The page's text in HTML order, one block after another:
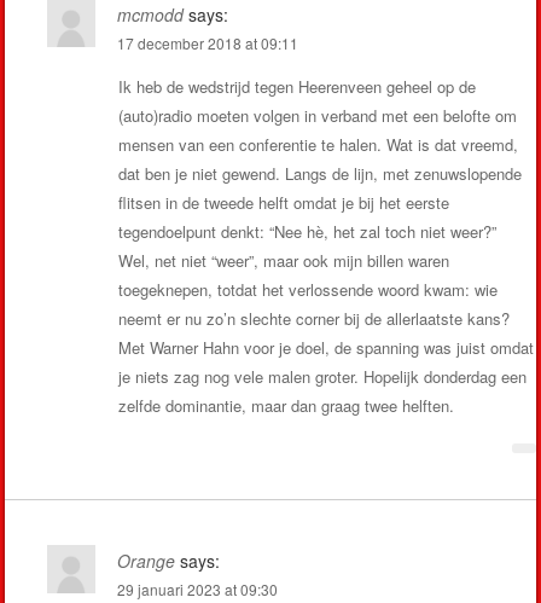
mcmodd says:
17 december 2018 at 09:11
Ik heb de wedstrijd tegen Heerenveen geheel op de
(auto)radio moeten volgen in verband met een belofte om
mensen van een conferentie te halen. Wat is dat vreemd,
dat ben je niet gewend. Langs de lijn, met zenuwslopende
flitsen in de tweede helft omdat je bij het eerste
tegendoelpunt denkt: “Nee hè, het zal toch niet weer?”
Wel, net niet “weer”, maar ook mijn billen waren
toegeknepen, totdat het verlossende woord kwam: wie
neemt er nu zo’n slechte corner bij de allerlaatste kans?
Met Warner Hahn voor je doel, de spanning was juist omdat
je niets zag nog vele malen groter. Hopelijk donderdag een
zelfde dominantie, maar dan graag twee helften.
Orange says:
29 januari 2023 at 09:30